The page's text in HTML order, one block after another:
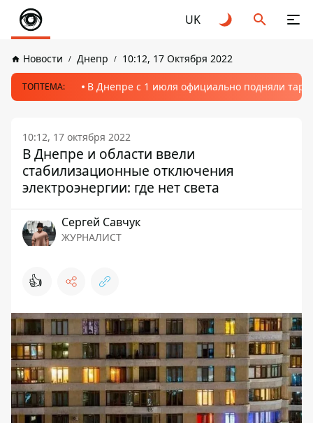
UK
Новости Днепр 10:12, 17 Октября 2022
ТОПТЕМА: В Днепре с 1 июля официально подняли
10:12, 17 октября 2022
В Днепре и области ввели
стабилизационные отключения
электроэнергии: где нет света
Сергей Савчук
ЖУРНАЛИСТ
👍